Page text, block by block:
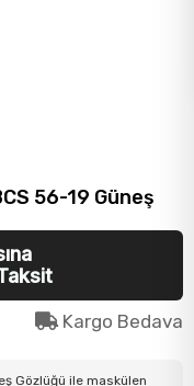
56-19 Güneş
Kargo Bedava
Gözlüğü ile maskülen